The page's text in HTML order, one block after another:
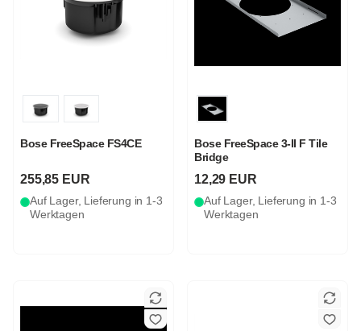
Bose FreeSpace FS4CE
255,85 EUR
Auf Lager, Lieferung in 1-3
Werktagen
Bose FreeSpace 3-II F Tile
Bridge
12,29 EUR
Auf Lager, Lieferung in 1-3
Werktagen